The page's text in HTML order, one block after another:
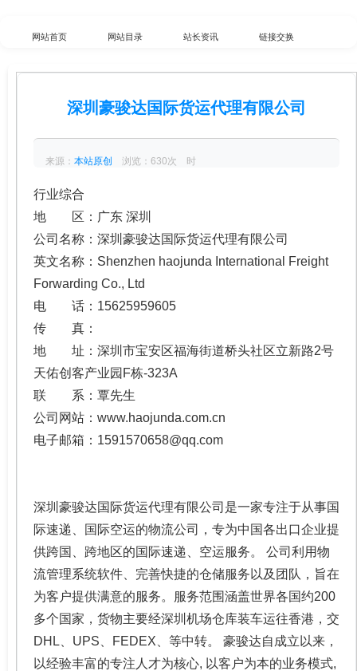
网站首页 网站目录 站长资讯 链接交换
分类浏览 最新收录 数据归档 TOP排行榜
外链工具 综合查询
深圳豪骏达国际货运代理有限公司
来源： 本站原创 浏览：630次 时
间：2026-02-02
行业综合
地 区：广东 深圳
公司名称：深圳豪骏达国际货运代理有限公司
英文名称：Shenzhen haojunda International Freight
Forwarding Co., Ltd
电 话：15625959605
传 真：
地 址：深圳市宝安区福海街道桥头社区立新路2号
天佑创客产业园F栋-323A
联 系：覃先生
公司网站：www.haojunda.com.cn
电子邮箱：1591570658@qq.com
深圳豪骏达国际货运代理有限公司是一家专注于从事国
际速递、国际空运的物流公司，专为中国各出口企业提
供跨国、跨地区的国际速递、空运服务。 公司利用物
流管理系统软件、完善快捷的仓储服务以及团队，旨在
为客户提供满意的服务。服务范围涵盖世界各国约200
多个国家，货物主要经深圳机场仓库装车运往香港，交
DHL、UPS、FEDEX、等中转。 豪骏达自成立以来，
以经验丰富的专注人才为核心, 以客户为本的业务模式,